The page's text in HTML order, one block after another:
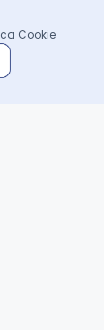
Cookie